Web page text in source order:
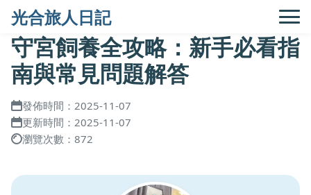
光合旅人日記
守宮飼養全攻略：新手必看指
南與常見問題解答
發佈時間：2025-11-07
更新時間：2025-11-07
瀏覽次數：872